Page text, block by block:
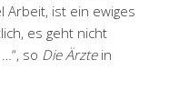
Arbeit, ist ein ewiges
es geht nicht
so Die Ärztein